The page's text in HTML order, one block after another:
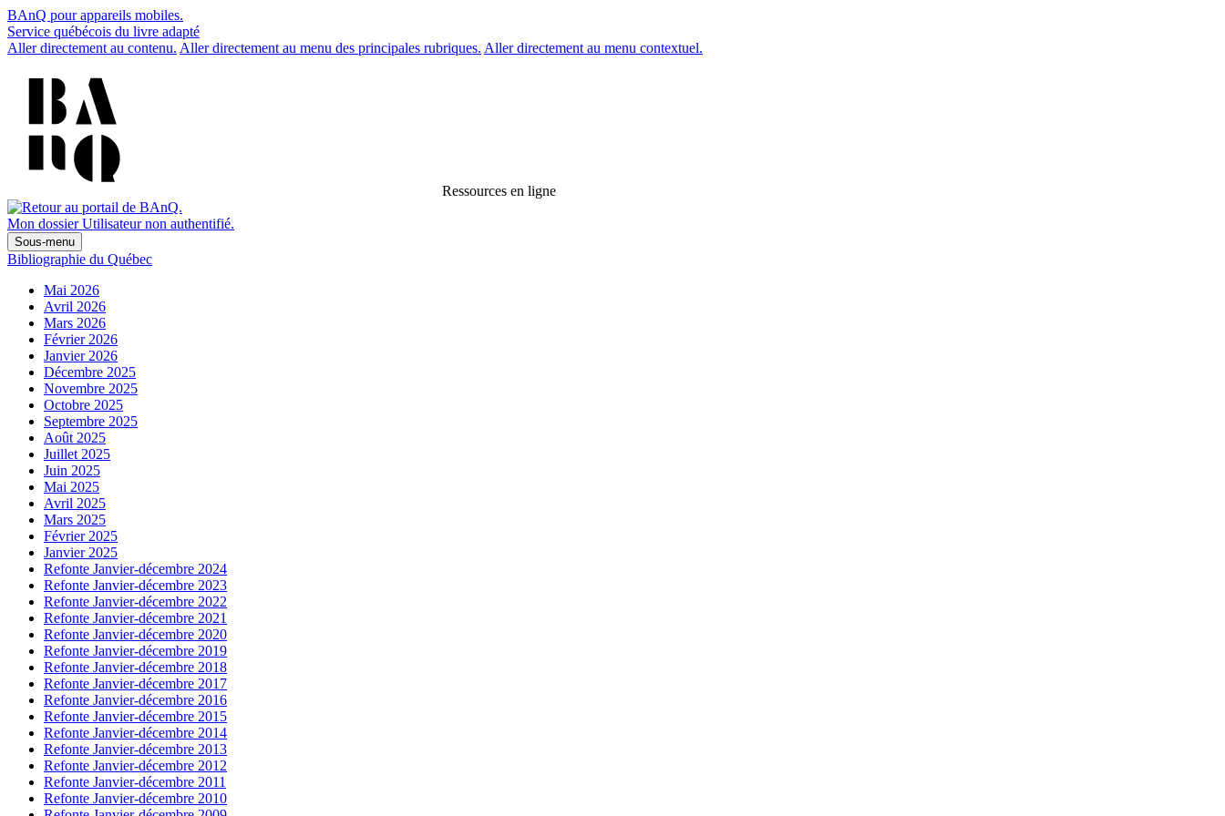
BAnQ pour appareils mobiles.
Service québécois du livre adapté
Aller directement au contenu. Aller directement au menu des principales rubriques. Aller directement au menu contextuel.
Ressources en ligne
Mon dossier Utilisateur non authentifié.
Sous-menu
Bibliographie du Québec
Mai 2026
Avril 2026
Mars 2026
Février 2026
Janvier 2026
Décembre 2025
Novembre 2025
Octobre 2025
Septembre 2025
Août 2025
Juillet 2025
Juin 2025
Mai 2025
Avril 2025
Mars 2025
Février 2025
Janvier 2025
Refonte Janvier-décembre 2024
Refonte Janvier-décembre 2023
Refonte Janvier-décembre 2022
Refonte Janvier-décembre 2021
Refonte Janvier-décembre 2020
Refonte Janvier-décembre 2019
Refonte Janvier-décembre 2018
Refonte Janvier-décembre 2017
Refonte Janvier-décembre 2016
Refonte Janvier-décembre 2015
Refonte Janvier-décembre 2014
Refonte Janvier-décembre 2013
Refonte Janvier-décembre 2012
Refonte Janvier-décembre 2011
Refonte Janvier-décembre 2010